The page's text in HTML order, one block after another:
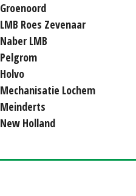
Groenoord
LMB Roes Zevenaar
Naber LMB
Pelgrom
Holvo
Mechanisatie Lochem
Meinderts
New Holland